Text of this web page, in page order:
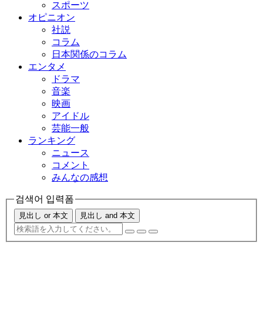
スポーツ
オピニオン
社説
コラム
日本関係のコラム
エンタメ
ドラマ
音楽
映画
アイドル
芸能一般
ランキング
ニュース
コメント
みんなの感想
검색어 입력폼
見出し or 本文 見出し and 本文